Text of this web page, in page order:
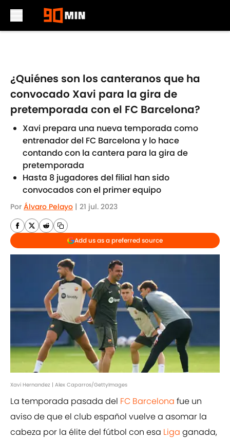
¿Quiénes son los canteranos que ha
convocado Xavi para la gira de
pretemporada con el FC Barcelona?
Xavi prepara una nueva temporada como
entrenador del FC Barcelona y lo hace
contando con la cantera para la gira de
pretemporada
Hasta 8 jugadores del filial han sido
convocados con el primer equipo
Por Álvaro Pelayo | 21 jul. 2023
Add us as a preferred source
Xavi Hernandez | Alex Caparros/GettyImages
La temporada pasada del FC Barcelona fue un
aviso de que el club español vuelve a asomar la
cabeza por la élite del fútbol con esa Liga ganada,